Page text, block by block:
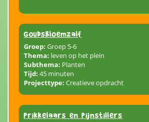
Goudsbloemzalf
Groep: Groep 5-6
Thema: leven op het plein
Subthema: Planten
Tijd: 45 minuten
Projecttype: Creatieve opdracht
Prikkelaars en pijnstillers